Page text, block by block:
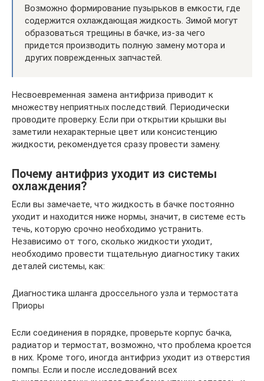
Возможно формирование пузырьков в емкости, где
содержится охлаждающая жидкость. Зимой могут
образоваться трещины в бачке, из-за чего
придется производить полную замену мотора и
других поврежденных запчастей.
Несвоевременная замена антифриза приводит к
множеству неприятных последствий. Периодически
проводите проверку. Если при открытии крышки вы
заметили нехарактерные цвет или консистенцию
жидкости, рекомендуется сразу провести замену.
Почему антифриз уходит из системы
охлаждения?
Если вы замечаете, что жидкость в бачке постоянно
уходит и находится ниже нормы, значит, в системе есть
течь, которую срочно необходимо устранить.
Независимо от того, сколько жидкости уходит,
необходимо провести тщательную диагностику таких
деталей системы, как:
Диагностика шланга дроссельного узла и термостата
Приоры
Если соединения в порядке, проверьте корпус бачка,
радиатор и термостат, возможно, что проблема кроется
в них. Кроме того, иногда антифриз уходит из отверстия
помпы. Если и после исследований всех